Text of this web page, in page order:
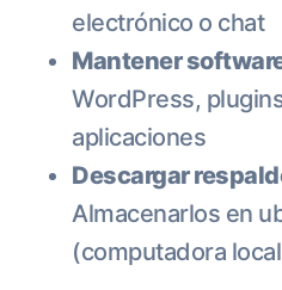
electrónico o chat
Mantener
WordPress,
aplicaciones
Descargar
Almacenarlos en
(computadora